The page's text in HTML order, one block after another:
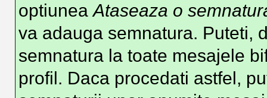
optiuneaAtaseaza o
va adauga semnatura. Puteti,
semnatura la toate mesajele
profil. Daca procedati astfel,